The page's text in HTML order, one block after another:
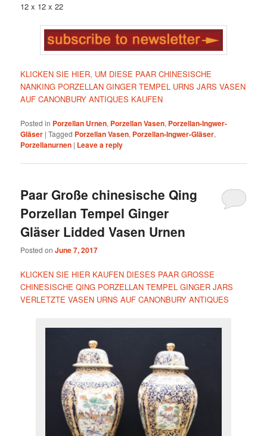
12 x 12 x 22
KLICKEN SIE HIER, UM DIESE PAAR CHINESISCHE
NANKING PORZELLAN GINGER TEMPEL URNS JARS VASEN
AUF CANONBURY ANTIQUES KAUFEN
Posted in Porzellan Urnen, Porzellan Vasen, Porzellan-Ingwer-
Gläser |Tagged Porzellan Vasen, Porzellan-Ingwer-Gläser,
Porzellanurnen | Leave a reply
Paar Große chinesische Qing
Porzellan Tempel Ginger
Gläser Lidded Vasen Urnen
Posted onJune 7, 2017
KLICKEN SIE HIER KAUFEN DIESES PAAR GROSSE
CHINESISCHE QING PORZELLAN TEMPEL GINGER JARS
VERLETZTE VASEN URNS AUF CANONBURY ANTIQUES